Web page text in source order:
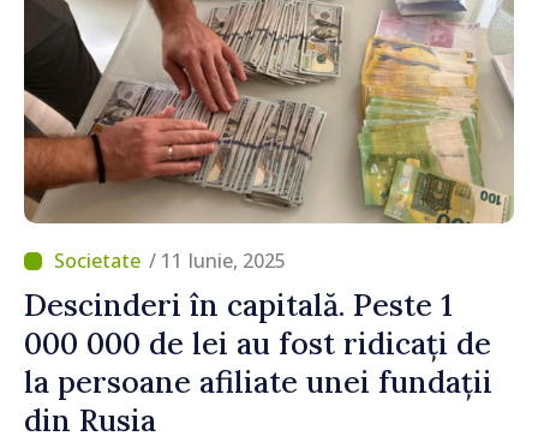
/ 11 Iunie, 2025
Descinderi în capitală. Peste 1
000 000 de lei au fost ridicați de
la persoane afiliate unei fundații
din Rusia